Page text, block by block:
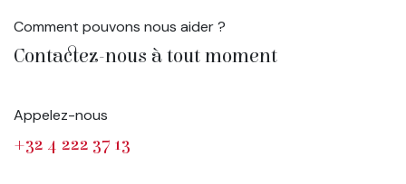
Comment pouvons nous aider ?
Contactez-nous à tout moment
Appelez-nous
+32 4 222 37 13